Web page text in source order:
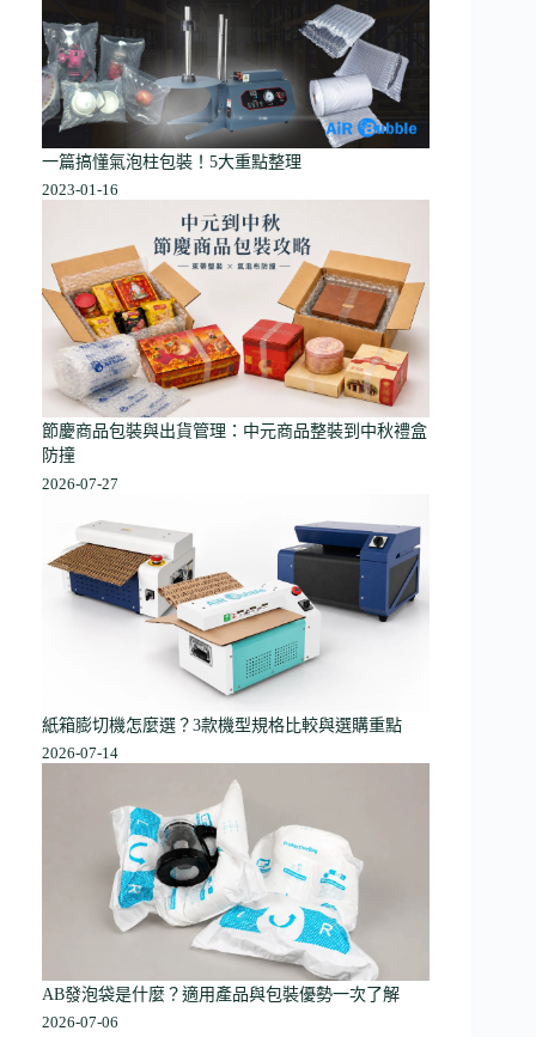
一篇搞懂氣泡柱包裝！5大重點整理
2023-01-16
節慶商品包裝與出貨管理：中元商品整裝到中秋禮盒
防撞
2026-07-27
紙箱膨切機怎麼選？3款機型規格比較與選購重點
2026-07-14
AB發泡袋是什麼？適用產品與包裝優勢一次了解
2026-07-06